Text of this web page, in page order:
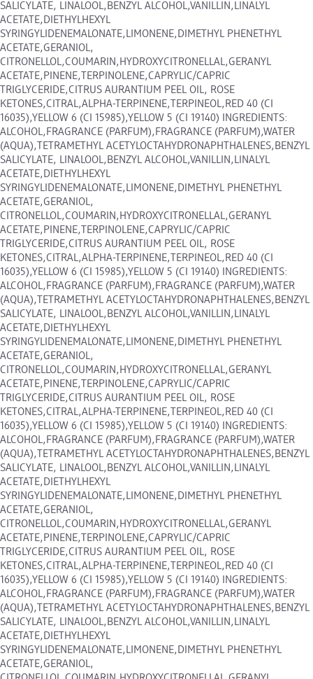
SALICYLATE, LINALOOL,BENZYL ALCOHOL,VANILLIN,LINALYL
ACETATE,DIETHYLHEXYL
SYRINGYLIDENEMALONATE,LIMONENE,DIMETHYL PHENETHYL
ACETATE,GERANIOL,
CITRONELLOL,COUMARIN,HYDROXYCITRONELLAL,GERANYL
ACETATE,PINENE,TERPINOLENE,CAPRYLIC/CAPRIC
TRIGLYCERIDE,CITRUS AURANTIUM PEEL OIL, ROSE
KETONES,CITRAL,ALPHA-TERPINENE,TERPINEOL,RED 40 (CI
16035),YELLOW 6 (CI 15985),YELLOW 5 (CI 19140) INGREDIENTS:
ALCOHOL,FRAGRANCE (PARFUM),FRAGRANCE (PARFUM),WATER
(AQUA),TETRAMETHYL ACETYLOCTAHYDRONAPHTHALENES,BENZYL
SALICYLATE, LINALOOL,BENZYL ALCOHOL,VANILLIN,LINALYL
ACETATE,DIETHYLHEXYL
SYRINGYLIDENEMALONATE,LIMONENE,DIMETHYL PHENETHYL
ACETATE,GERANIOL,
CITRONELLOL,COUMARIN,HYDROXYCITRONELLAL,GERANYL
ACETATE,PINENE,TERPINOLENE,CAPRYLIC/CAPRIC
TRIGLYCERIDE,CITRUS AURANTIUM PEEL OIL, ROSE
KETONES,CITRAL,ALPHA-TERPINENE,TERPINEOL,RED 40 (CI
16035),YELLOW 6 (CI 15985),YELLOW 5 (CI 19140) INGREDIENTS:
ALCOHOL,FRAGRANCE (PARFUM),FRAGRANCE (PARFUM),WATER
(AQUA),TETRAMETHYL ACETYLOCTAHYDRONAPHTHALENES,BENZYL
SALICYLATE, LINALOOL,BENZYL ALCOHOL,VANILLIN,LINALYL
ACETATE,DIETHYLHEXYL
SYRINGYLIDENEMALONATE,LIMONENE,DIMETHYL PHENETHYL
ACETATE,GERANIOL,
CITRONELLOL,COUMARIN,HYDROXYCITRONELLAL,GERANYL
ACETATE,PINENE,TERPINOLENE,CAPRYLIC/CAPRIC
TRIGLYCERIDE,CITRUS AURANTIUM PEEL OIL, ROSE
KETONES,CITRAL,ALPHA-TERPINENE,TERPINEOL,RED 40 (CI
16035),YELLOW 6 (CI 15985),YELLOW 5 (CI 19140) INGREDIENTS:
ALCOHOL,FRAGRANCE (PARFUM),FRAGRANCE (PARFUM),WATER
(AQUA),TETRAMETHYL ACETYLOCTAHYDRONAPHTHALENES,BENZYL
SALICYLATE, LINALOOL,BENZYL ALCOHOL,VANILLIN,LINALYL
ACETATE,DIETHYLHEXYL
SYRINGYLIDENEMALONATE,LIMONENE,DIMETHYL PHENETHYL
ACETATE,GERANIOL,
CITRONELLOL,COUMARIN,HYDROXYCITRONELLAL,GERANYL
ACETATE,PINENE,TERPINOLENE,CAPRYLIC/CAPRIC
TRIGLYCERIDE,CITRUS AURANTIUM PEEL OIL, ROSE
KETONES,CITRAL,ALPHA-TERPINENE,TERPINEOL,RED 40 (CI
16035),YELLOW 6 (CI 15985),YELLOW 5 (CI 19140) INGREDIENTS:
ALCOHOL,FRAGRANCE (PARFUM),FRAGRANCE (PARFUM),WATER
(AQUA),TETRAMETHYL ACETYLOCTAHYDRONAPHTHALENES,BENZYL
SALICYLATE, LINALOOL,BENZYL ALCOHOL,VANILLIN,LINALYL
ACETATE,DIETHYLHEXYL
SYRINGYLIDENEMALONATE,LIMONENE,DIMETHYL PHENETHYL
ACETATE,GERANIOL,